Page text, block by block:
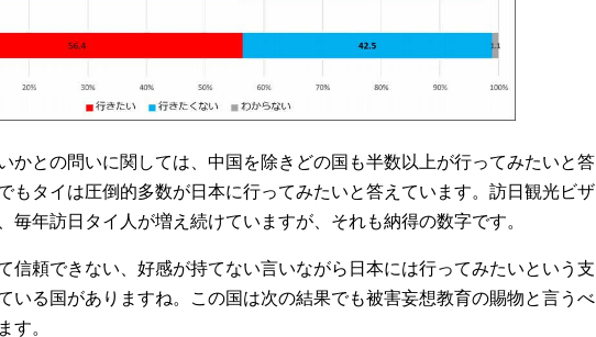
かとの問いに関しては、中国を除きどの国も半数以上が行ってみたいと答
もタイは圧倒的多数が日本に行ってみたいと答えています。訪日観光ビザ
毎年訪日タイ人が増え続けていますが、それも納得の数字です。
信頼できない、好感が持てない言いながら日本には行ってみたいという支
いる国がありますね。この国は次の結果でも被害妄想教育の賜物と言うべ
す。